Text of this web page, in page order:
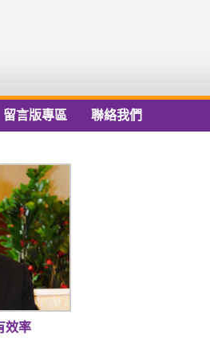
留言版專區 聯絡我們
效率